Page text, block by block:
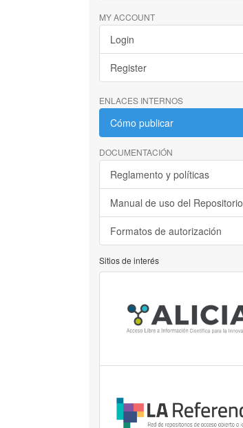
MY ACCOUNT
Login
Register
ENLACES INTERNOS
Cómo publicar
DOCUMENTACIÓN
Reglamento y políticas
Manual de uso del Repositorio
Formatos de autorización
Sitios de interés